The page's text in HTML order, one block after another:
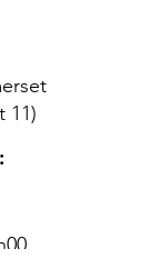
11)